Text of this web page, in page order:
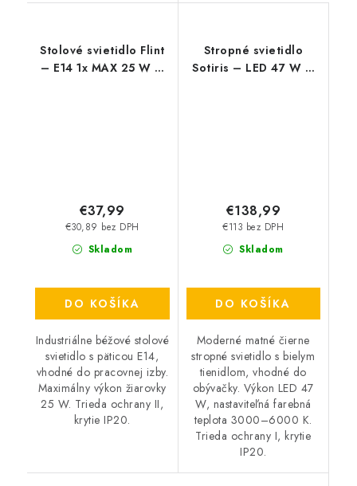
Stolové svietidlo Flint
– E14 1x MAX 25 W –
Skladom
€30,89 bez DPH
€37,99
DO KOŠÍKA
Industriálne béžové stolové
svietidlo s päticou E14,
vhodné do pracovnej izby.
Maximálny výkon žiarovky
25 W. Trieda ochrany II,
krytie IP20.
Stropné svietidlo
Sotiris – LED 47 W –
Skladom
€113 bez DPH
€138,99
DO KOŠÍKA
Moderné matné čierne
stropné svietidlo s bielym
tienidlom, vhodné do
obývačky. Výkon LED 47
W, nastaviteľná farebná
teplota 3000–6000 K.
Trieda ochrany I, krytie
IP20.